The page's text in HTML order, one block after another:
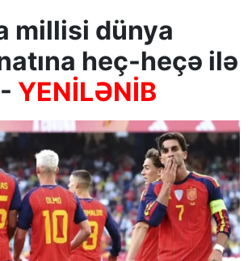
millisi dünya
heç-heçə ilə
YENİLƏNİB